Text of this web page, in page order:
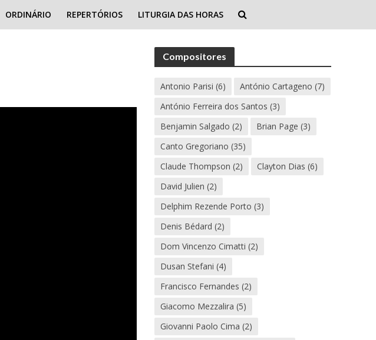
ORDINÁRIO REPERTÓRIOS LITURGIA DAS HORAS
Compositores
Antonio Parisi (6) António Cartageno (7)
António Ferreira dos Santos (3)
Benjamin Salgado (2) Brian Page (3)
Canto Gregoriano (35)
Claude Thompson (2) Clayton Dias (6)
David Julien (2)
Delphim Rezende Porto (3)
Denis Bédard (2)
Dom Vincenzo Cimatti (2)
Dusan Stefani (4)
Francisco Fernandes (2)
Giacomo Mezzalira (5)
Giovanni Paolo Cima (2)